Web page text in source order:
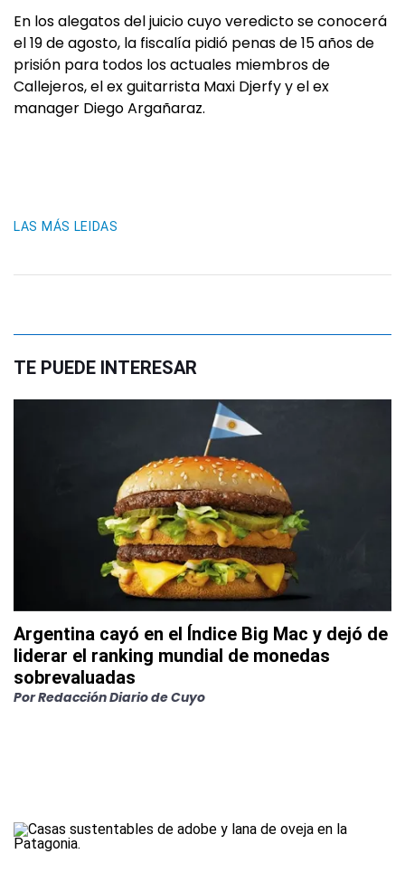
En los alegatos del juicio cuyo veredicto se conocerá
el 19 de agosto, la fiscalía pidió penas de 15 años de
prisión para todos los actuales miembros de
Callejeros, el ex guitarrista Maxi Djerfy y el ex
manager Diego Argañaraz.
LAS MÁS LEIDAS
TE PUEDE INTERESAR
Argentina cayó en el Índice Big Mac y dejó de
liderar el ranking mundial de monedas
sobrevaluadas
PorRedacción Diario de Cuyo